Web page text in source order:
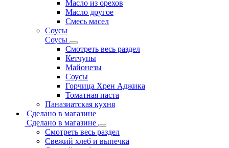
Масло из орехов
Масло другое
Смесь масел
Соусы
Соусы
Смотреть весь раздел
Кетчупы
Майонезы
Соусы
Горчица Хрен Аджика
Томатная паста
Паназиатская кухня
Сделано в магазине
Сделано в магазине
Смотреть весь раздел
Свежий хлеб и выпечка